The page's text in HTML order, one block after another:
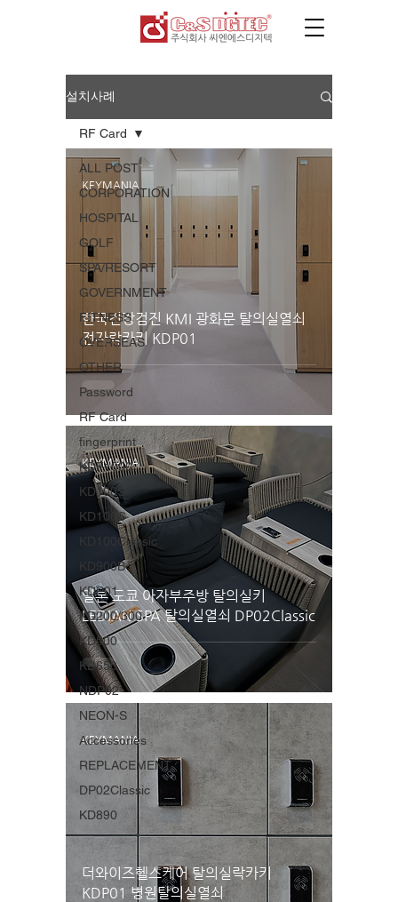
설치사례
ALL POST
CORPORATION
HOSPITAL
GOLF
SPA/RESORT
GOVERNMENT
FITNESS
OVERSEAS
OTHER
Password
RF Card
fingerprint
KDF1000
KD100S
KD100C
KD100Classic
KD900B
KDP01
KD200/300
KD500
KD650
NDP02
NEON-S
Accessories
REPLACEMENT
DP02Classic
KD890
RF Card
한국건강검진 KMI 광화문 탈의실열쇠
전자락카키 KDP01
KEYMANIA
일본 도쿄 아자부주방 탈의실키
LEDIAN SPA 탈의실열쇠 DP02Classic
KEYMANIA
더와이즈헬스케어 탈의실락카키
KDP01 병원탈의실열쇠
KEYMANIA